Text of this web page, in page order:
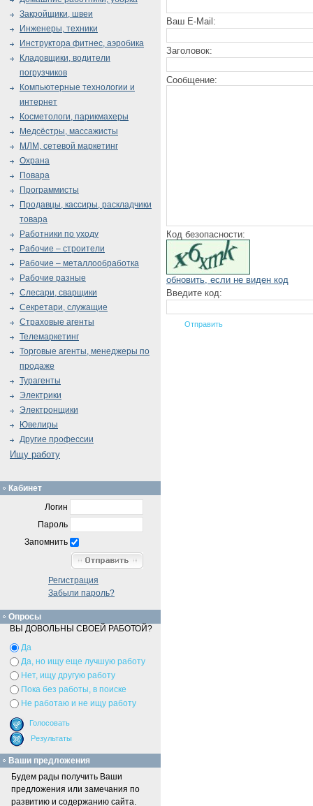
Ваш E-Mail:
Заголовок:
Сообщение:
Код безопасности:
обновить, если не виден код
Введите код:
Закройщики, швеи
Инженеры, техники
Инструктора фитнес, аэробика
Кладовщики, водители
погрузчиков
Компьютерные технологии и
интернет
Косметологи, парикмахеры
Медсёстры, массажисты
МЛМ, сетевой маркетинг
Охрана
Повара
Программисты
Продавцы, кассиры, раскладчики
товара
Работники по уходу
Рабочие – строители
Рабочие – металлообработка
Рабочие разные
Слесари, сварщики
Секретари, служащие
Страховые агенты
Телемаркетинг
Торговые агенты, менеджеры по
продаже
Турагенты
Электрики
Электронщики
Ювелиры
Другие профессии
Ищу работу
Кабинет
Логин
Пароль
Запомнить
Регистрация
Забыли пароль?
Опросы
ВЫ ДОВОЛЬНЫ СВОЕЙ РАБОТОЙ?
Да
Да, но ищу еще лучшую работу
Нет, ищу другую работу
Пока без работы, в поиске
Не работаю и не ищу работу
Ваши предложения
Будем рады получить Ваши
предложения или замечания по
развитию и содержанию сайта.